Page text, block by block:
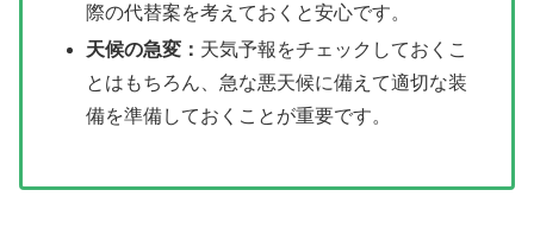
際の代替案を考えておくと安心です。
天候の急変： 天気予報をチェックしておくこ
とはもちろん、急な悪天候に備えて適切な装
備を準備しておくことが重要です。